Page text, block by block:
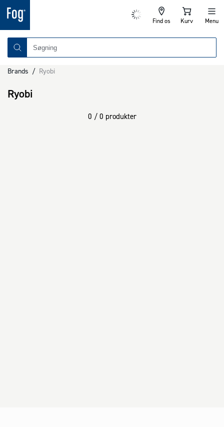
Find os Kurv Menu
Brands / Ryobi
Ryobi
0 / 0 produkter